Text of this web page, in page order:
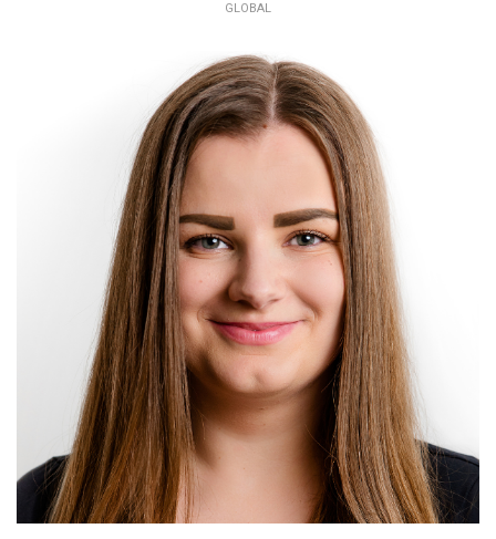
GLOBAL
ZUZANA FARKAŠOVÁ
EAP KONZULTANT